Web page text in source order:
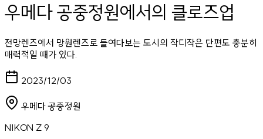
우메다 공중정원에서의 클로즈업
전망렌즈에서 망원렌즈로 들여다보는 도시의 작디작은 단편도 충분히
매력적일 때가 있다.
2023/12/03
우메다 공중정원
NIKON Z 9